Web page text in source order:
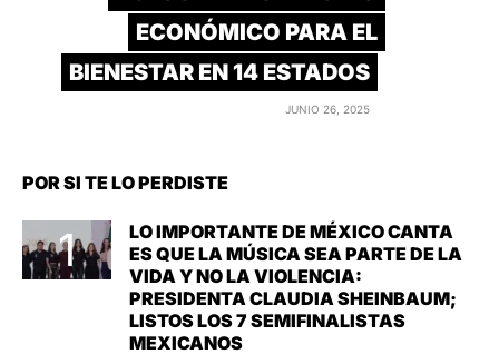
ECONÓMICO PARA EL
BIENESTAR EN 14 ESTADOS
JUNIO 26, 2025
POR SI TE LO PERDISTE
LO IMPORTANTE DE MÉXICO CANTA
ES QUE LA MÚSICA SEA PARTE DE LA
VIDA Y NO LA VIOLENCIA:
PRESIDENTA CLAUDIA SHEINBAUM;
LISTOS LOS 7 SEMIFINALISTAS
MEXICANOS